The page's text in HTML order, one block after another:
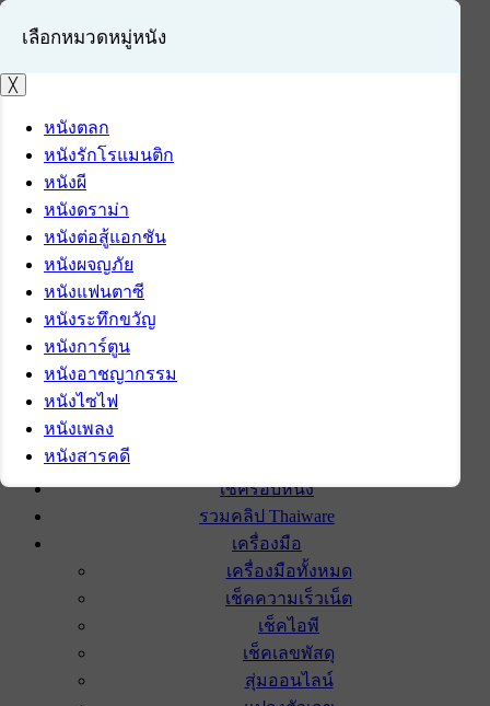
เข้าสู่ระบบ
สมัครสมาชิก
เช็ครอบหนัง
รวมคลิป Thaiware
เครื่องมือ
เครื่องมือทั้งหมด
เช็คความเร็วเน็ต
เช็คไอพี
เช็คเลขพัสดุ
สุ่มออนไลน์
เลือกหมวดหมู่หนัง
╳
หนังตลก
หนังรักโรแมนติก
หนังผี
หนังดราม่า
หนังต่อสู้แอกชัน
หนังผจญภัย
หนังแฟนตาซี
หนังระทึกขวัญ
หนังการ์ตูน
หนังอาชญากรรม
หนังไซไฟ
หนังเพลง
หนังสารคดี